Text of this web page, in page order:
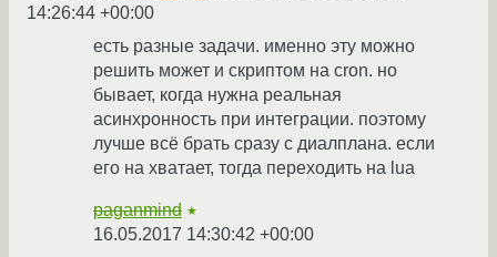
14:26:44 +00:00
есть разные задачи. именно эту можно
решить может и скриптом на cron. но
бывает, когда нужна реальная
асинхронность при интеграции. поэтому
лучше всё брать сразу с диалплана. если
его на хватает, тогда переходить на lua
paganmind ★
16.05.2017 14:30:42 +00:00